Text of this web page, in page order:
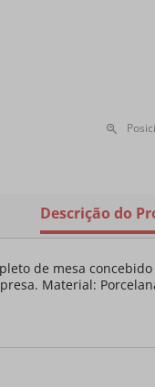
Descrição do
de mesa
Material: